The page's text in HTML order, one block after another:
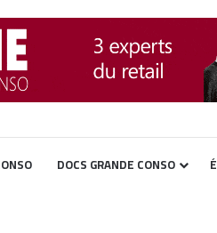
DOCS GRANDE CONSO